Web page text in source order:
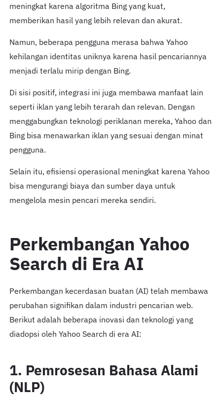
meningkat karena algoritma Bing yang kuat,
memberikan hasil yang lebih relevan dan akurat.
Namun, beberapa pengguna merasa bahwa Yahoo
kehilangan identitas uniknya karena hasil pencariannya
menjadi terlalu mirip dengan Bing.
Di sisi positif, integrasi ini juga membawa manfaat lain
seperti iklan yang lebih terarah dan relevan. Dengan
menggabungkan teknologi periklanan mereka, Yahoo dan
Bing bisa menawarkan iklan yang sesuai dengan minat
pengguna.
Selain itu, efisiensi operasional meningkat karena Yahoo
bisa mengurangi biaya dan sumber daya untuk
mengelola mesin pencari mereka sendiri.
Perkembangan Yahoo
Search di Era AI
Perkembangan kecerdasan buatan (AI) telah membawa
perubahan signifikan dalam industri pencarian web.
Berikut adalah beberapa inovasi dan teknologi yang
diadopsi oleh Yahoo Search di era AI:
1. Pemrosesan Bahasa Alami
(NLP)